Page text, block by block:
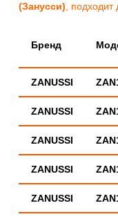
(Занусси) ,
Бренд
ZANUSSI
ZANUSSI
ZANUSSI
ZANUSSI
ZANUSSI